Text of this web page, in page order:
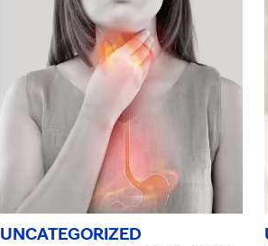
UNCATEGORIZED